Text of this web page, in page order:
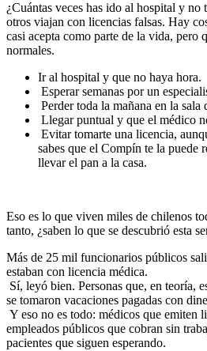
¿Cuántas veces has ido al hospital y no
otros viajan con licencias falsas. Hay
casi acepta como parte de la vida, pero
normales.
Ir al hospital y que no haya hora.
Esperar semanas por un
Perder toda la mañana en la sala
Llegar puntual y que el médico
Evitar tomarte una licencia,
sabes que el Compín te la puede
llevar el pan a la casa.
Eso es lo que viven miles de chilenos
tanto, ¿saben lo que se descubrió esta
Más de 25 mil funcionarios públicos
estaban con licencia médica.
Sí, leyó bien. Personas que, en teoría,
se tomaron vacaciones pagadas con
Y eso no es todo: médicos que emiten
empleados públicos que cobran sin
pacientes que siguen esperando.